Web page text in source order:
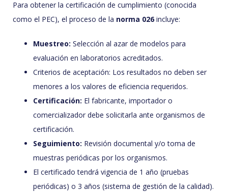
Para obtener la certificación de cumplimiento (conocida
como el PEC), el proceso de la norma 026 incluye:
Muestreo: Selección al azar de modelos para
evaluación en laboratorios acreditados.
Criterios de aceptación: Los resultados no deben ser
menores a los valores de eficiencia requeridos.
Certificación: El fabricante, importador o
comercializador debe solicitarla ante organismos de
certificación.
Seguimiento: Revisión documental y/o toma de
muestras periódicas por los organismos.
El certificado tendrá vigencia de 1 año (pruebas
periódicas) o 3 años (sistema de gestión de la calidad).